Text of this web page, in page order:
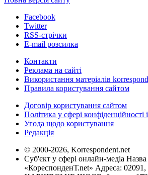
Facebook
Twitter
RSS-стрічки
E-mail розсилка
Контакти
Реклама на сайті
Використання матеріалів
Правила користування сайтом
Договір користування сайтом
Політика у сфері
Угода щодо користування
Редакція
© 2000-2026, Korrespondent.net
Суб'єкт у сфері онлайн-медіа
«КореспонденТ.net» Адреса: 02091,